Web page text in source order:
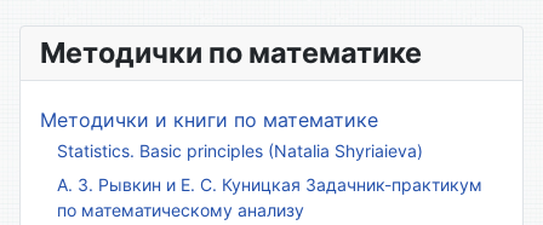
Методички по математике
Методички и книги по математике
Statistics. Basic principles (Natalia Shyriaieva)
А. З. Рывкин и Е. С. Куницкая Задачник-практикум
по математическому анализу